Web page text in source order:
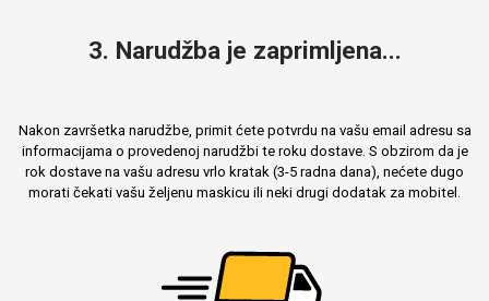
3. Narudžba je zaprimljena...
Nakon završetka narudžbe, primit ćete potvrdu na vašu email adresu sa
informacijama o provedenoj narudžbi te roku dostave. S obzirom da je
rok dostave na vašu adresu vrlo kratak (3-5 radna dana), nećete dugo
morati čekati vašu željenu maskicu ili neki drugi dodatak za mobitel.